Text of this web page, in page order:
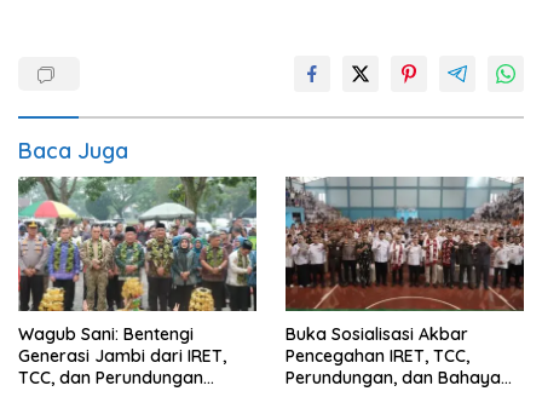
Baca Juga
Wagub Sani: Bentengi
Generasi Jambi dari IRET,
TCC, dan Perundungan
Buka Sosialisasi Akbar
Pencegahan IRET, TCC,
Perundungan, dan Bahaya